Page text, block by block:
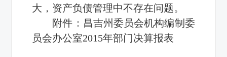
大，资产负债管理中不存在问题。
附件： 昌吉州委员会机构编制委
员会办公室2015年部门决算报表